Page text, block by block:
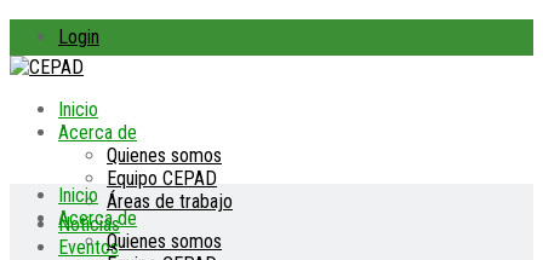
Login
Inicio
Acerca de
Quienes somos
Equipo CEPAD
Áreas de trabajo
Noticias
Eventos
Inicio
Acerca de
Quienes somos